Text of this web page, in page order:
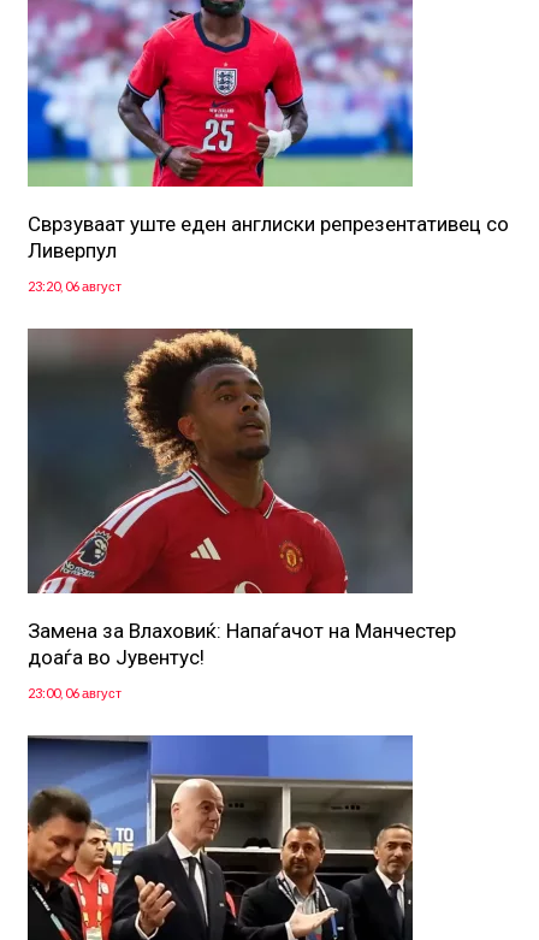
Сврзуваат уште еден англиски репрезентативец со
Ливерпул
23:20, 06 август
Замена за Влаховиќ: Напаѓачот на Манчестер
доаѓа во Јувентус!
23:00, 06 август